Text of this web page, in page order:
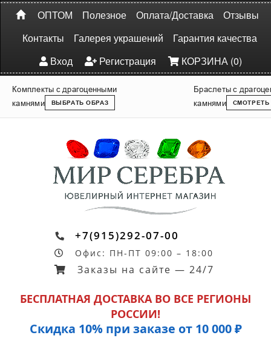
ОПТОМ Полезное Оплата/Доставка
Отзывы
Контакты
Галерея украшений
Гарантия качества
Вход
Регистрация КОРЗИНА (0)
Комплекты с драгоценными
камнями
ВЫБРАТЬ ОБРАЗ
Браслеты с
камнями
СМОТРЕТЬ
+7(915)292-07-00
Офис: ПН-ПТ 09:00 – 18:00
Заказы на сайте — 24/7
БЕСПЛАТНАЯ ДОСТАВКА ВО ВСЕ РЕГИОНЫ
РОССИИ!
Скидка 10% при заказе от 10 000 ₽